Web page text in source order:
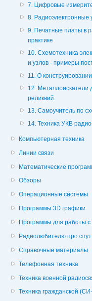
7. Цифровые
8. Радиоэлектронные
9. Печатные платы в
практике
10. Схемотехника
и узлов - примеры
11. О
12. Металлоискатели
реликвий.
13. Самоучитель по
14. Техника УКВ
Компьютерная техника
Линии связи
Математические
Обзоры
Операционные системы
Программы 3D графики
Программы для работы с
Радиолюбителю про
Справочные материалы
Телефонная техника
Техника военной
Техника гражданской